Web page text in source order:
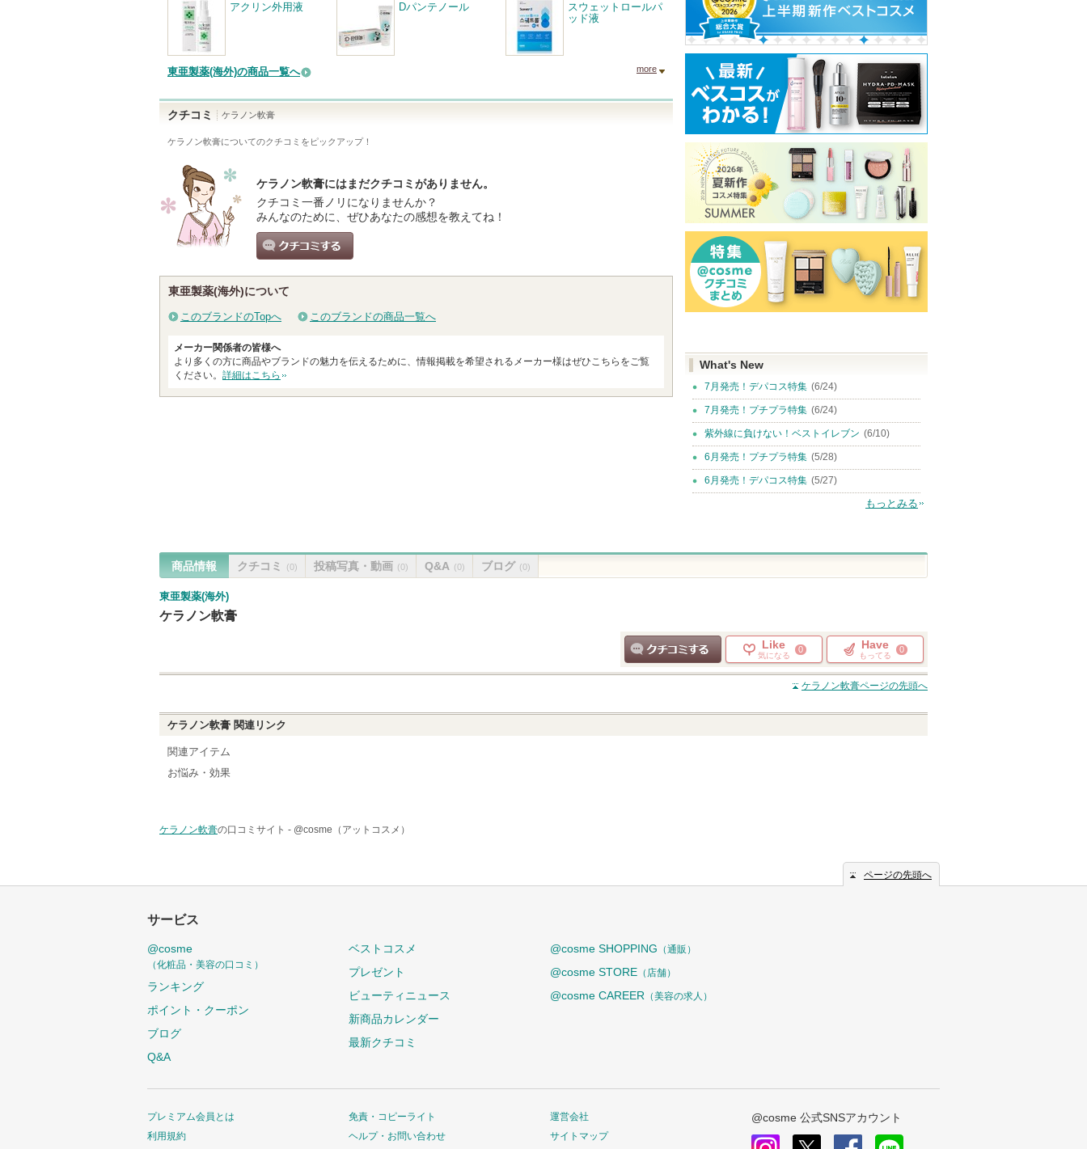
アクリン外用液 Dパンテノール
スウェットロールパ
ッド液
東亜製薬(海外)の商品一覧へ more
クチコミ ケラノン軟膏
ケラノン軟膏についてのクチコミをピックアップ！
ケラノン軟膏にはまだクチコミがありません。
クチコミ一番ノリになりませんか？
みんなのために、ぜひあなたの感想を教えてね！
東亜製薬(海外)について
このブランドのTopへ このブランドの商品一覧へ
メーカー関係者の皆様へ
より多くの方に商品やブランドの魅力を伝えるために、情報掲載を希望されるメーカー様はぜひこちらをご覧
ください。 詳細はこちら
What's New
7月発売！デパコス特集 (6/24)
7月発売！プチプラ特集 (6/24)
紫外線に負けない！ベストイレブン (6/10)
6月発売！プチプラ特集 (5/28)
6月発売！デパコス特集 (5/27)
もっとみる
商品情報 クチコミ (0) 投稿写真・動画 (0) Q&A (0) ブログ (0)
東亜製薬(海外)
ケラノン軟膏
クチコミする
Like
気になる
0 Have
もってる
0
ケラノン軟膏ページの先頭へ
ケラノン軟膏 関連リンク
関連アイテム
お悩み・効果
ケラノン軟膏の口コミサイト - @cosme（アットコスメ）
ページの先頭へ
サービス
@cosme
（化粧品・美容の口コミ）
ランキング
ポイント・クーポン
ブログ
Q&A
ベストコスメ
プレゼント
ビューティニュース
新商品カレンダー
最新クチコミ
@cosme SHOPPING （通販）
@cosme STORE （店舗）
@cosme CAREER （美容の求人）
プレミアム会員とは
利用規約
免責・コピーライト
ヘルプ・お問い合わせ
運営会社
サイトマップ
@cosme 公式SNSアカウント